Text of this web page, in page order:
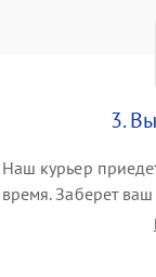
3.
Наш курьер
время. Заберет
на склад для